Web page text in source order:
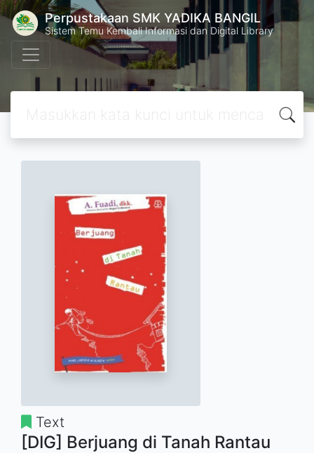
Perpustakaan SMK YADIKA BANGIL
Sistem Temu Kembali Informasi dan Digital Library
Text
[DIG] Berjuang di Tanah Rantau